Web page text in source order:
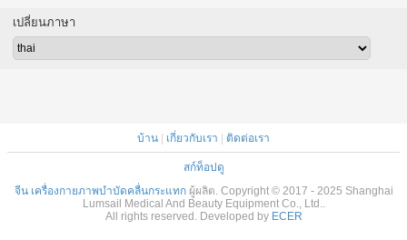
เปลี่ยนภาษา
บ้าน | เกี่ยวกับเรา | ติดต่อเรา
สก์ท็อปดู
จีน เครื่องกายภาพบำบัดคลื่นกระแทกผู้ผลิต. Copyright © 2017 - 2025 Shanghai
Lumsail Medical And Beauty Equipment Co., Ltd..
All rights reserved. Developed by ECER